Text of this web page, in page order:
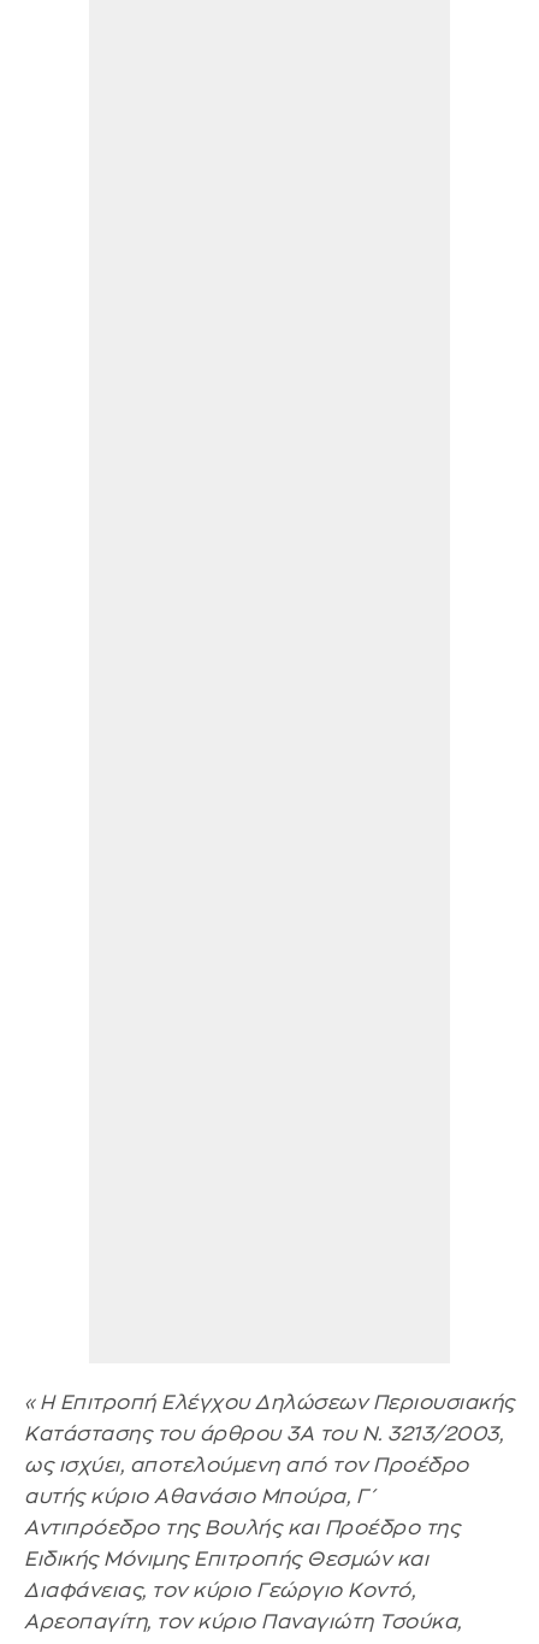
«Η Επιτροπή Ελέγχου Δηλώσεων Περιουσιακής
Κατάστασης του άρθρου 3Α του N. 3213/2003,
ως ισχύει, αποτελούμενη από τον Προέδρο
αυτής κύριο Αθανάσιο Μπούρα, Γ΄
Αντιπρόεδρο της Βουλής και Προέδρο της
Ειδικής Μόνιμης Επιτροπής Θεσμών και
Διαφάνειας, τον κύριο Γεώργιο Κοντό,
Αρεοπαγίτη, τον κύριο Παναγιώτη Τσούκα,